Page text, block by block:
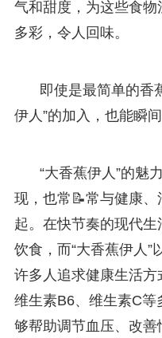
气和甜度，为这些食
多彩，令人回味。
即使是最简单的香
伊人”的加入，也能瞬
“大香蕉伊人”的魅
现，也常📝常与健康
起。在快节奏的现代
饮食，而“大香蕉伊人”
许多人追求健康生活方
维生素B6、维生素C
够帮助调节血压、改善